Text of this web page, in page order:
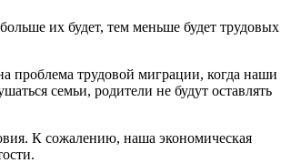
их будет, тем меньше будет трудовых
проблема трудовой миграции, когда наши
семьи, родители не будут оставлять
К сожалению, наша экономическая